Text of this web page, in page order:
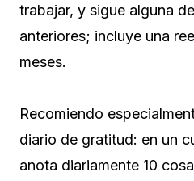
trabajar, y sigue alguna
anteriores; incluye una
meses.
Recomiendo
diario de gratitud: en un
anota diariamente 10